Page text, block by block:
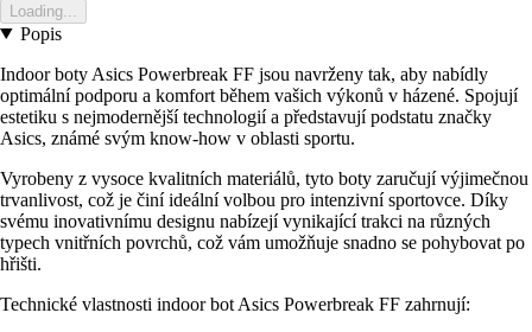
Loading...
Popis
Indoor boty Asics Powerbreak FF jsou navrženy tak, aby nabídly
optimální podporu a komfort během vašich výkonů v házené. Spojují
estetiku s nejmodernější technologií a představují podstatu značky
Asics, známé svým know-how v oblasti sportu.
Vyrobeny z vysoce kvalitních materiálů, tyto boty zaručují výjimečnou
trvanlivost, což je činí ideální volbou pro intenzivní sportovce. Díky
svému inovativnímu designu nabízejí vynikající trakci na různých
typech vnitřních povrchů, což vám umožňuje snadno se pohybovat po
hřišti.
Technické vlastnosti indoor bot Asics Powerbreak FF zahrnují: